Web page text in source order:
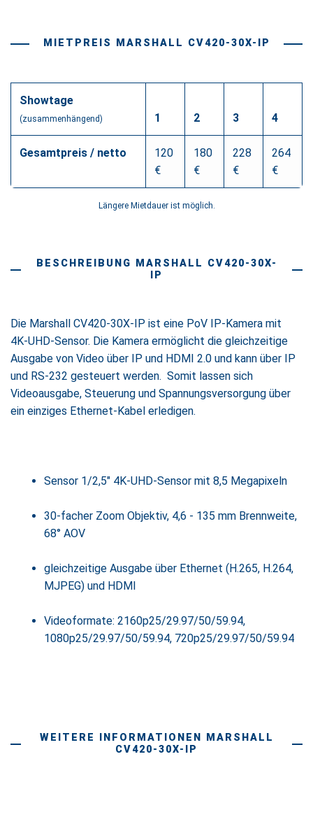
MIETPREIS MARSHALL CV420-30X-IP
Showtage
(zusammenhängend) 1 2 3 4
Gesamtpreis / netto
120
€
180
€
228
€
264
€
Längere Mietdauer ist möglich.
BESCHREIBUNG MARSHALL CV420-30X-
IP
Die Marshall CV420-30X-IP ist eine PoV IP-Kamera mit
4K-UHD-Sensor. Die Kamera ermöglicht die gleichzeitige
Ausgabe von Video über IP und HDMI 2.0 und kann über IP
und RS-232 gesteuert werden. Somit lassen sich
Videoausgabe, Steuerung und Spannungsversorgung über
ein einziges Ethernet-Kabel erledigen.
Sensor 1/2,5" 4K-UHD-Sensor mit 8,5 Megapixeln
30-facher Zoom Objektiv, 4,6 - 135 mm Brennweite,
68° AOV
gleichzeitige Ausgabe über Ethernet (H.265, H.264,
MJPEG) und HDMI
Videoformate: 2160p25/29.97/50/59.94,
1080p25/29.97/50/59.94, 720p25/29.97/50/59.94
WEITERE INFORMATIONEN MARSHALL
CV420-30X-IP